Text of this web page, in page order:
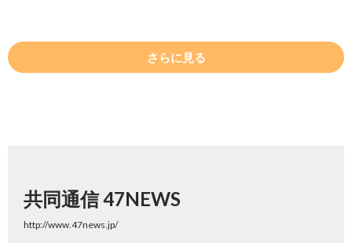
さらに見る
共同通信 47NEWS
http://www.47news.jp/